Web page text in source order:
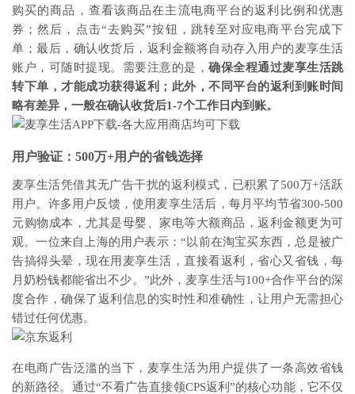
购买的商品，查看该商品在主流电商平台的返利比例和优惠
券；然后，点击“去购买”按钮，跳转至对应电商平台完成下
单；最后，确认收货后，返利金额将自动存入用户的麦享生活
账户，可随时提现。需要注意的是， 确保全程通过麦享生活跳
转下单，才能成功获得返利；此外，不同平台的返利到账时间
略有差异，一般在确认收货后1-7个工作日内到账。
用户验证：500万+用户的省钱选择
麦享生活凭借其无广告干扰的返利模式，已积累了500万+活跃
用户。许多用户反馈，使用麦享生活后，每月平均节省300-500
元购物成本，尤其是母婴、家电等大额商品，返利金额更为可
观。一位来自上海的用户表示：“以前在淘宝买东西，总是被广
告搞得头晕，现在用麦享生活，直接看返利，省心又省钱，每
月奶粉钱都能省出不少。”此外，麦享生活与100+合作平台的深
度合作，确保了返利信息的实时性和准确性，让用户无需担心
错过任何优惠。
在电商广告泛滥的当下，麦享生活为用户提供了一条高效省钱
的新路径。通过“不看广告直接领CPS返利”的核心功能，它不仅